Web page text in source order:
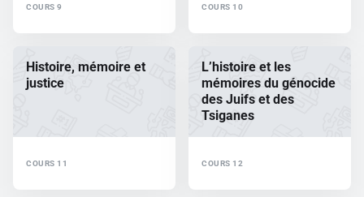
COURS 9 COURS 10
Histoire, mémoire et
justice
COURS 11
L’histoire et les
mémoires du génocide
des Juifs et des
Tsiganes
COURS 12